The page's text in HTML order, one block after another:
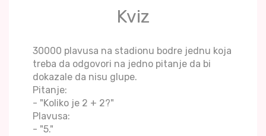
Kviz
30000 plavusa na stadionu bodre jednu koja
treba da odgovori na jedno pitanje da bi
dokazale da nisu glupe.
Pitanje:
- "Koliko je 2 + 2?"
Plavusa:
- "5."